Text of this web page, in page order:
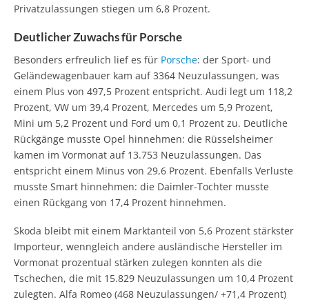
Privatzulassungen stiegen um 6,8 Prozent.
Deutlicher Zuwachs für Porsche
Besonders erfreulich lief es für Porsche: der Sport- und
Geländewagenbauer kam auf 3364 Neuzulassungen, was
einem Plus von 497,5 Prozent entspricht. Audi legt um 118,2
Prozent, VW um 39,4 Prozent, Mercedes um 5,9 Prozent,
Mini um 5,2 Prozent und Ford um 0,1 Prozent zu. Deutliche
Rückgänge musste Opel hinnehmen: die Rüsselsheimer
kamen im Vormonat auf 13.753 Neuzulassungen. Das
entspricht einem Minus von 29,6 Prozent. Ebenfalls Verluste
musste Smart hinnehmen: die Daimler-Tochter musste
einen Rückgang von 17,4 Prozent hinnehmen.
Skoda bleibt mit einem Marktanteil von 5,6 Prozent stärkster
Importeur, wenngleich andere ausländische Hersteller im
Vormonat prozentual stärken zulegen konnten als die
Tschechen, die mit 15.829 Neuzulassungen um 10,4 Prozent
zulegten. Alfa Romeo (468 Neuzulassungen/ +71,4 Prozent)